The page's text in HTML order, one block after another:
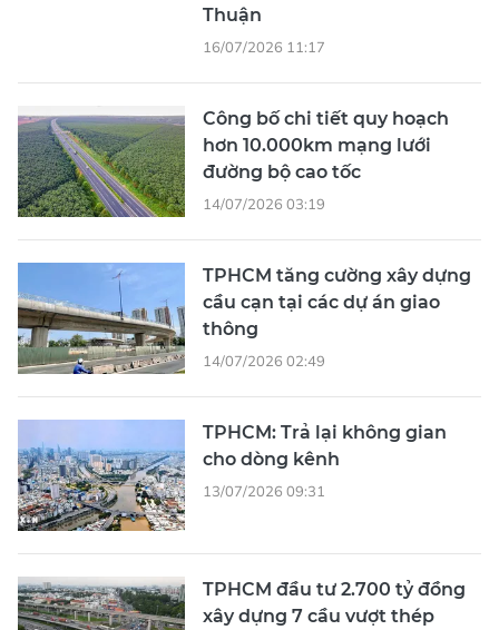
Thuận
16/07/2026 11:17
Công bố chi tiết quy hoạch
hơn 10.000km mạng lưới
đường bộ cao tốc
14/07/2026 03:19
TPHCM tăng cường xây dựng
cầu cạn tại các dự án giao
thông
14/07/2026 02:49
TPHCM: Trả lại không gian
cho dòng kênh
13/07/2026 09:31
TPHCM đầu tư 2.700 tỷ đồng
xây dựng 7 cầu vượt thép